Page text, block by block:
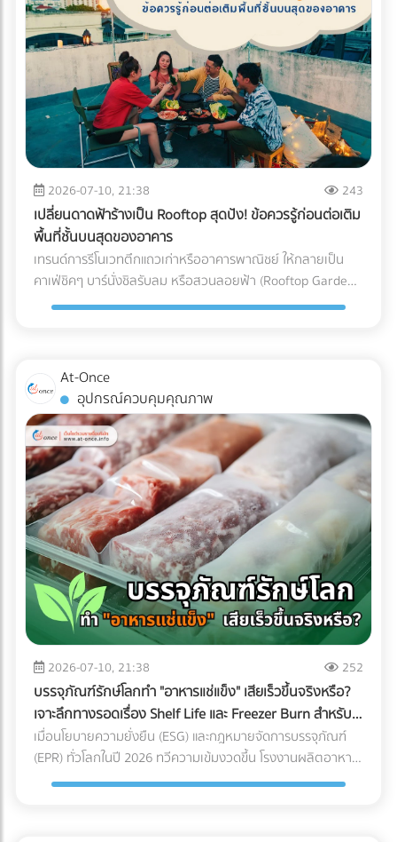
(Blockchain Tracing) ได้อย่างแม่นยำ อย่ารอให้จดหมาย
ประเมินภาษีย้อนหลังส่งมาถึงบริษัท! การป้องกันที่ดีที่สุดคือการ
วางโครงสร้างระบบบัญชีที่โปร่งใสและถูกต้องตามกฎหมาย หาก
คุณต้องการเปลี่ยนผู้ทำบัญชี หรือกำลังมองหาสำนักงานบัญชีที่
เชี่ยวชาญ โดยเฉพาะการวางแผนภาษีองค์กรยุคใหม่... เข้ามา
เลือกเปรียบเทียบผู้เชี่ยวชาญตัวจริงได้ที่ At-once เพื่อหมดห่วง
เรื่องภาษี แล้วโฟกัสกับการเติบโตของธุรกิจได้อย่างเต็มที่!
"กระดาษ" และ "หมึกพิมพ์" กระดาษ FSC (Forest Stewardship
Council): คือกระดาษที่ได้รับการรับรองว่ามาจากป่าปลูกเชิง
พาณิชย์ที่มีการจัดการอย่างยั่งยืน ไม่ตัดไม้ทำลายป่า การใช้
สัญลักษณ์ FSC บนบรรจุภัณฑ์คือใบผ่านทางชั้นดีที่ช่วยให้สินค้า
ของคุณส่งออกไปยังยุโรปและอเมริกาได้โดยไม่ถูกตั้งคำถาม หมึก
ถั่วเหลือง (Soy Ink): หมึกพิมพ์แบบดั้งเดิม (Petroleum-based)
มีสาร VOCs (Volatile Organic Compounds) สูง ซึ่งเป็นก๊าซ
เรือนกระจกและเป็นอุปสรรคต่อกระบวนการรีไซเคิลกระดาษ ใน
ขณะที่ Soy Ink ทำจากน้ำมันพืช ย่อยสลายได้ทางชีวภาพ และ
ทำให้กระดาษถูกนำไปรีไซเคิลใหม่ได้ง่ายขึ้นมาก Key Insight: การ
เปลี่ยนมาใช้ Soy Ink ไม่ได้ทำให้สีสันของบรรจุภัณฑ์ดรอปลง ใน
ทางกลับกัน เม็ดสีในน้ำมันถั่วเหลืองยังช่วยให้งานพิมพ์มีความ
สดใสและคมชัดมากกว่าหมึกปิโตรเลียมในบางเฉดสีอีกด้วย ข้อ
แตกต่างระหว่าง หมึกดั้งเดิม Vs. Soy Ink ยกระดับบรรจุภัณฑ์
ของคุณ เพื่อพิชิตใจลูกค้ารายใหญ่ อย่าปล่อยให้บรรจุภัณฑ์แบบ
Ink ระดับอุตสาหกรรม เข้ามาค้นหาและเปรียบเทียบพาร์ทเนอร์โรง
พิมพ์คุณภาพได้ฟรีที่ At-once แพลตฟอร์มรวมบริษัท B2B ชั้น
นำของไทย!
2026-07-10, 21:38 243
เปลี่ยนดาดฟ้าร้างเป็น Rooftop สุดปัง! ข้อควรรู้ก่อนต่อเติม
พื้นที่ชั้นบนสุดของอาคาร
เทรนด์การรีโนเวทตึกแถวเก่าหรืออาคารพาณิชย์ ให้กลายเป็น
คาเฟ่ชิคๆ บาร์นั่งชิลรับลม หรือสวนลอยฟ้า (Rooftop Garden)
กำลังได้รับความนิยมอย่างมากในยุคปัจจุบัน พื้นที่ดาดฟ้าที่เคย
ไม่ได้มีแค่เรื่องของการเลือกเฟอร์นิเจอร์สวยๆ หรือจัดแสงไฟให้
ถ่ายรูปออกมาดูดีเท่านั้น หากคุณกำลังวางแผนจะต่อเติมพื้นที่
ชั้นบนสุด นี่คือข้อควรรู้สำคัญที่คุณต้องเช็กให้ชัวร์ก่อนที่งบ
ประมาณจะบานปลาย 1. โครงสร้างอาคารเดิมรับน้ำหนักไหวหรือ
ไม่? (Structural Load) สิ่งแรกที่ต้องคำนึงถึงคือ "ความแข็งแรง
ของโครงสร้าง" ดาดฟ้าตึกแถวเก่าส่วนใหญ่ถูกออกแบบมาเพื่อ
รับน้ำหนักของตัวโครงสร้างเองและแท็งก์น้ำเท่านั้น ไม่ได้เผื่อ
สำหรับการรับน้ำหนักของกระถางต้นไม้ขนาดใหญ่ ดินอุ้มน้ำ พื้น
ไม้เทียม หรือจำนวนคนที่ขึ้นไปรวมตัวกันหนาแน่น สิ่งที่ต้องทำ:
ควรปรึกษาวิศวกรโครงสร้างเพื่อประเมินความสามารถในการรับ
น้ำหนัก (Live Load และ Dead Load) ก่อนตัดสินใจเทปูนเพิ่ม
หรือนำของหนักขึ้นไปติดตั้ง เพื่อป้องกันอันตรายจากโครงสร้าง
ทรุดตัว 2. กฎหมายอาคารและทางหนีไฟ (Safety Regulations)
การเปลี่ยนพื้นที่ดาดฟ้าให้เป็นพื้นที่สาธารณะที่มีคนใช้งานจำนวน
มาก ต้องคำนึงถึงกฎหมายควบคุมอาคารอย่างเคร่งครัด สิ่งที่
ต้องทำ: ตรวจสอบความสูงของราวกันตก (Parapet) ว่ามีความ
สูงเพียงพอและแข็งแรงหรือไม่ นอกจากนี้ต้องมีป้ายบอกทางหนี
ไฟที่ชัดเจน ระบบแสงสว่างฉุกเฉิน และบันไดที่กว้างพอสำหรับการ
อพยพผู้คนหากเกิดเหตุฉุกเฉิน 3. สภาพการระบายน้ำ
(Drainage System) ดาดฟ้าคือด่านแรกที่ต้องปะทะกับพายุฝน
At-Once
อุปกรณ์ควบคุมคุณภาพ
2026-07-10, 21:38 252
บรรจุภัณฑ์รักษ์โลกทำ "อาหารแช่แข็ง" เสียเร็วขึ้นจริงหรือ?
เจาะลึกทางรอดเรื่อง Shelf Life และ Freezer Burn สำหรับ
โรงงานอุตสาหกรรม
เมื่อนโยบายความยั่งยืน (ESG) และกฎหมายจัดการบรรจุภัณฑ์
(EPR) ทั่วโลกในปี 2026 ทวีความเข้มงวดขึ้น โรงงานผลิตอาหาร
หลายแห่งต่างถูกกดดันให้เปลี่ยนมาใช้ "บรรจุภัณฑ์รักษ์โลก" แต่